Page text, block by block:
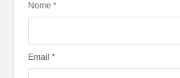
Nome *
Email *